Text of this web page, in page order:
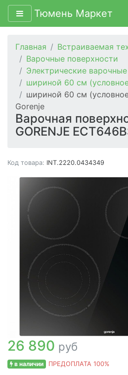
Тюмень Маркет
Главная
Встраиваемая
Варочные поверхности
Электрические
шириной 60 см
шириной 60 см
Gorenje
Варочная
GORENJE
Код товара: INT.2220.0434349
26 890 руб
в наличии ПРЕДОПЛАТА 100%